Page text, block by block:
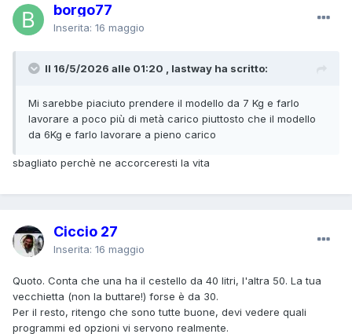
borgo77
Inserita: 16 maggio
Il 16/5/2026 alle 01:20 , lastway ha scritto:
Mi sarebbe piaciuto prendere il modello da 7 Kg e farlo
lavorare a poco più di metà carico piuttosto che il modello
da 6Kg e farlo lavorare a pieno carico
sbagliato perchè ne accorceresti la vita
Ciccio 27
Inserita: 16 maggio
Quoto. Conta che una ha il cestello da 40 litri, l'altra 50. La tua
vecchietta (non la buttare!) forse è da 30.
Per il resto, ritengo che sono tutte buone, devi vedere quali
programmi ed opzioni vi servono realmente.